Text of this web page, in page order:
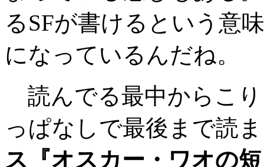
るSFが書けるという意
になっているんだね。
読んでる最中からこ
っぱなしで最後まで読
ス『オスカー・ワオの